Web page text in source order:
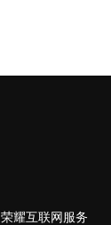
荣耀互联网服务